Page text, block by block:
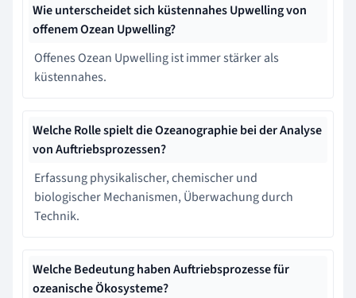
Wie unterscheidet sich küstennahes Upwelling von
offenem Ozean Upwelling?
Offenes Ozean Upwelling ist immer stärker als
küstennahes.
Welche Rolle spielt die Ozeanographie bei der Analyse
von Auftriebsprozessen?
Erfassung physikalischer, chemischer und
biologischer Mechanismen, Überwachung durch
Technik.
Welche Bedeutung haben Auftriebsprozesse für
ozeanische Ökosysteme?